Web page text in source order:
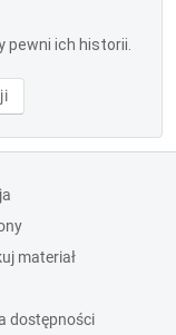
pewni ich historii.
materiał
dostępności